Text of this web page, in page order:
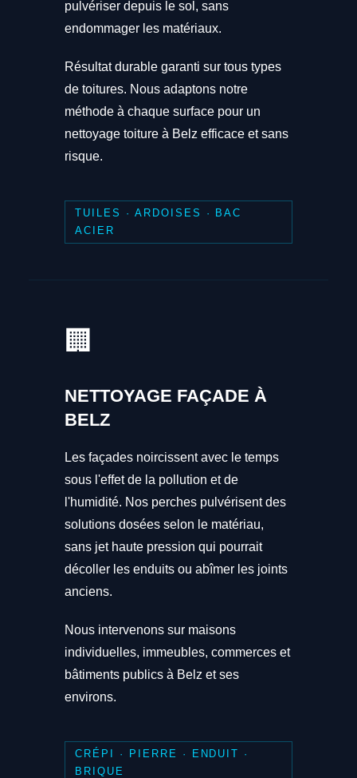
pulvériser depuis le sol, sans
endommager les matériaux.
Résultat durable garanti sur tous types
de toitures. Nous adaptons notre
méthode à chaque surface pour un
nettoyage toiture à Belz efficace et sans
risque.
TUILES · ARDOISES · BAC
ACIER
🏢
NETTOYAGE FAÇADE À
BELZ
Les façades noircissent avec le temps
sous l'effet de la pollution et de
l'humidité. Nos perches pulvérisent des
solutions dosées selon le matériau,
sans jet haute pression qui pourrait
décoller les enduits ou abîmer les joints
anciens.
Nous intervenons sur maisons
individuelles, immeubles, commerces et
bâtiments publics à Belz et ses
environs.
CRÉPI · PIERRE · ENDUIT ·
BRIQUE